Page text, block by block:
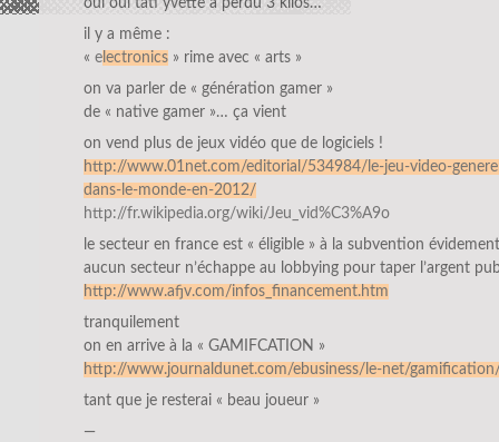
oui oui tati yvette a perdu 3 kilos…
il y a même :
« e lectronics » rime avec « arts »
on va parler de « génération gamer »
de « native gamer »… ça vient
on vend plus de jeux vidéo que de logiciels !
http://www.01net.com/editorial/534984/le-jeu-video-
dans-le-monde-en-2012/
http://fr.wikipedia.org/wiki/Jeu_vid%C3%A9o
le secteur en france est « éligible » à la subvention évidement
aucun secteur n’échappe au lobbying pour taper l’argent
http://www.afjv.com/infos_financement.htm
tranquilement
on en arrive à la « GAMIFCATION »
http://www.journaldunet.com/ebusiness/le-net/
tant que je resterai « beau joueur »
—